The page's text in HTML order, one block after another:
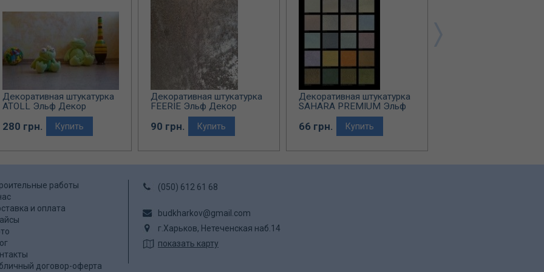
Декоративная штукатурка
ATOLL Эльф Декор
280 грн. Купить
Декоративная штукатурка
FEERIE Эльф Декор
(перламутровое покрытие)
90 грн. Купить
Декоративная штукатурка
SAHARA PREMIUM Эльф
66 грн. Купить
работы
и оплата
договор-оферта
(050) 612 61 68
budkharkov@gmail.com
г.Харьков, Нетеченская наб.14
показать карту